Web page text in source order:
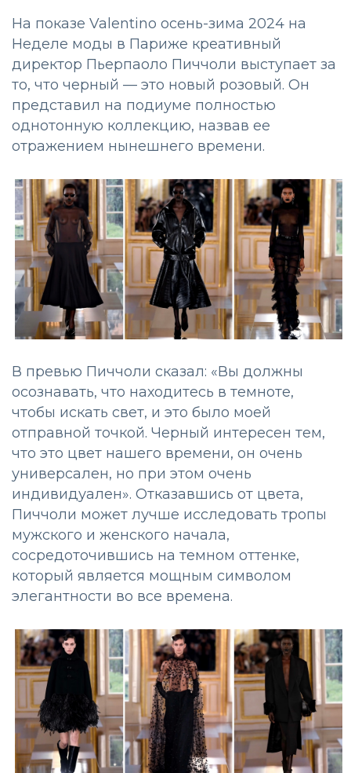
На показе Valentino осень-зима 2024 на
Неделе моды в Париже креативный
директор Пьерпаоло Пиччоли выступает за
то, что черный — это новый розовый. Он
представил на подиуме полностью
однотонную коллекцию, назвав ее
отражением нынешнего времени.
В превью Пиччоли сказал: «Вы должны
осознавать, что находитесь в темноте,
чтобы искать свет, и это было моей
отправной точкой. Черный интересен тем,
что это цвет нашего времени, он очень
универсален, но при этом очень
индивидуален». Отказавшись от цвета,
Пиччоли может лучше исследовать тропы
мужского и женского начала,
сосредоточившись на темном оттенке,
который является мощным символом
элегантности во все времена.